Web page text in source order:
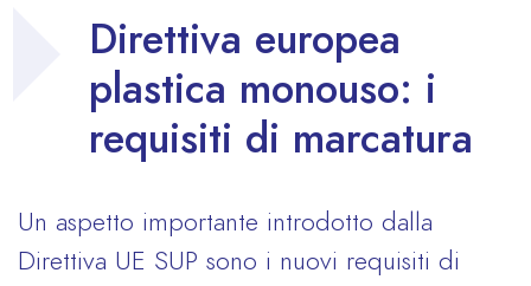
Direttiva europea
plastica monouso: i
requisiti di marcatura
Un aspetto importante introdotto dalla
Direttiva UE SUP sono i nuovi requisiti di